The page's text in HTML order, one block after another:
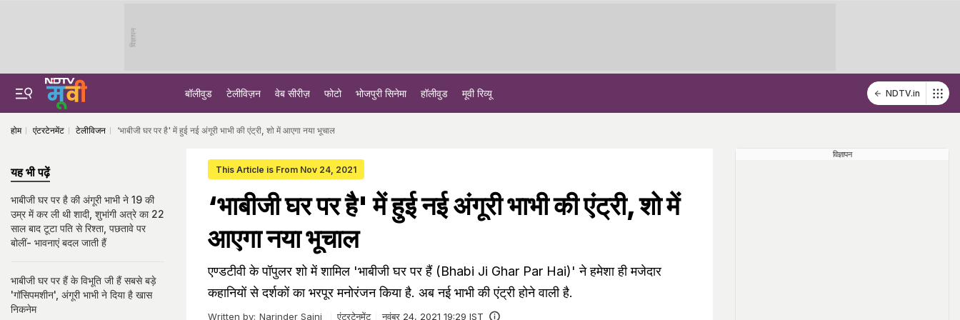
विज्ञापन
बॉलीवुड टेलीविज़न वेब सीरीज़ फोटो भोजपुरी सिनेमा हॉलीवुड मूवी रिव्यू NDTV.in
होम एंटरटेनमेंट टेलीविजन ‘भाबीजी घर पर है' में हुई नई अंगूरी भाभी की एंट्री, शो में आएगा नया भूचाल
This Article is From Nov 24, 2021
‘भाबीजी घर पर है' में हुई नई अंगूरी भाभी की एंट्री, शो में
आएगा नया भूचाल
एण्डटीवी के पॉपुलर शो में शामिल 'भाबीजी घर पर हैं (Bhabi Ji Ghar Par Hai)' ने हमेशा ही मजेदार
कहानियों से दर्शकों का भरपूर मनोरंजन किया है. अब नई भाभी की एंट्री होने वाली है.
Written by: Narinder Saini एंटरटेनमेंट नवंबर 24, 2021 19:29 IST
यह भी पढ़ें
भाबीजी घर पर है की अंगूरी भाभी ने 19 की
उम्र में कर ली थी शादी, शुभांगी अत्रे का 22
साल बाद टूटा पति से रिश्ता, पछतावे पर
बोलीं- भावनाएं बदल जाती हैं
भाबीजी घर पर हैं के विभूति जी हैं सबसे बड़े
'गॉसिपमशीन', अंगूरी भाभी ने दिया है खास
निकनेम
विज्ञापन